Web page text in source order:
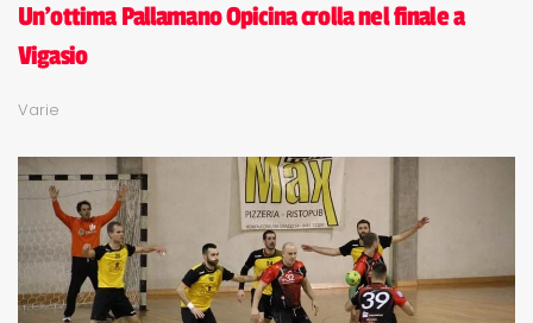
Un'ottima Pallamano Opicina crolla nel finale a
Vigasio
Varie